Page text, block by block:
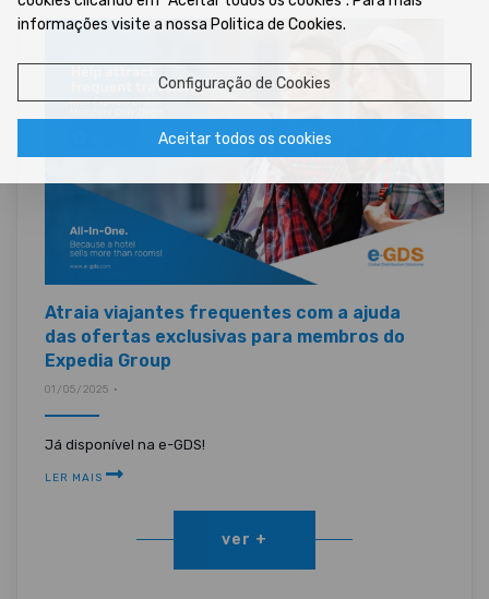
Atraia viajantes frequentes com a ajuda
das ofertas exclusivas para membros do
Expedia Group
01/05/2025 •
Já disponível na e-GDS!
LER MAIS
ver +
informações visite a nossa Politica de Cookies.
Configuração de Cookies
Aceitar todos os cookies